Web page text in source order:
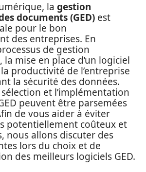
la gestion
documents (GED) est
pour le bon
des entreprises. En
de gestion
mise en place d’un logiciel
productivité de l’entreprise
la sécurité des données.
et l’implémentation
peuvent être parsemées
de vous aider à éviter
potentiellement coûteux et
nous allons discuter des
lors du choix et de
des meilleurs logiciels GED.